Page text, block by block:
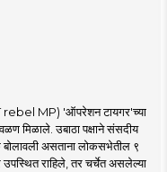
MP) 'ऑपरेशन टायगर'च्या
मिळाले. उबाठा पक्षाने संसदीय
बोलावली असताना लोकसभेतील ९
राहिले, तर चर्चेत असलेल्या